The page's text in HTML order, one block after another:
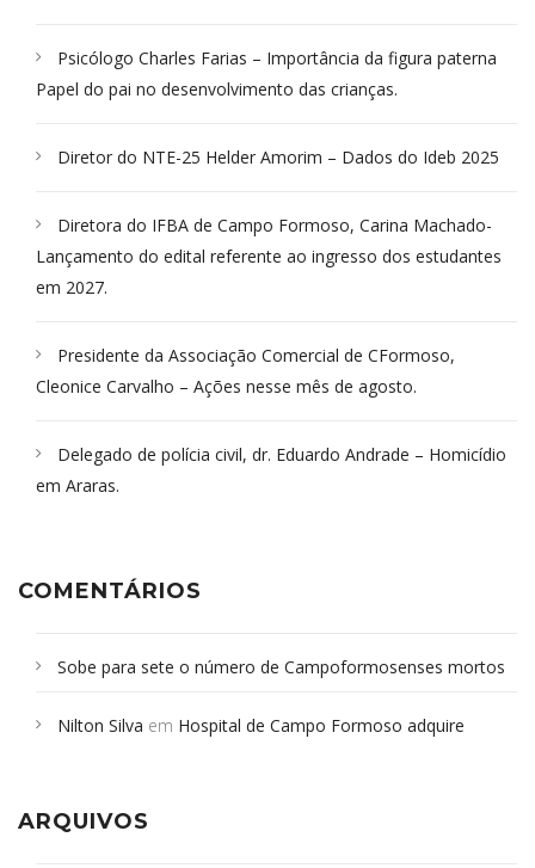
Psicólogo Charles Farias – Importância da figura paterna
Papel do pai no desenvolvimento das crianças.
Diretor do NTE-25 Helder Amorim – Dados do Ideb 2025
Diretora do IFBA de Campo Formoso, Carina Machado-
Lançamento do edital referente ao ingresso dos estudantes
em 2027.
Presidente da Associação Comercial de CFormoso,
Cleonice Carvalho – Ações nesse mês de agosto.
Delegado de polícia civil, dr. Eduardo Andrade – Homicídio
em Araras.
COMENTÁRIOS
Sobe para sete o número de Campoformosenses mortos
Campoformosenses que morreram em desabamentos são
Nilton Silva em Hospital de Campo Formoso adquire
ARQUIVOS